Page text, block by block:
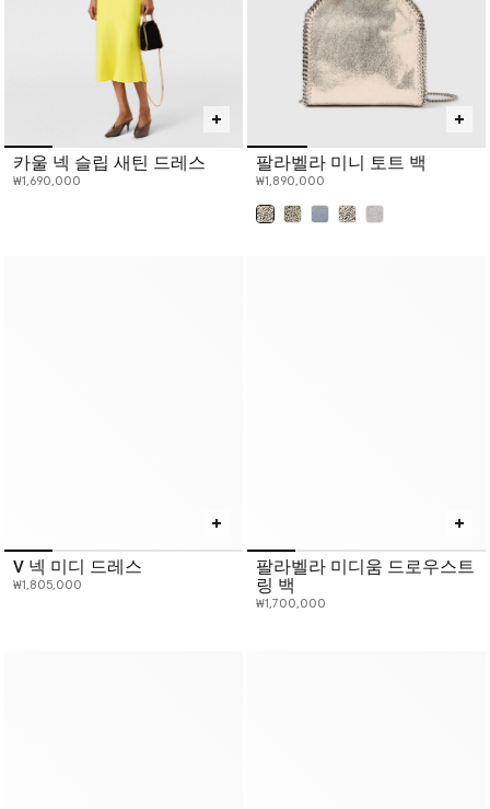
카울 넥 슬립 새틴 드레스
₩1,690,000
팔라벨라 미니 토트 백
₩1,890,000
V 넥 미디 드레스
₩1,805,000
팔라벨라 미디움 드로우스트
링 백
₩1,700,000